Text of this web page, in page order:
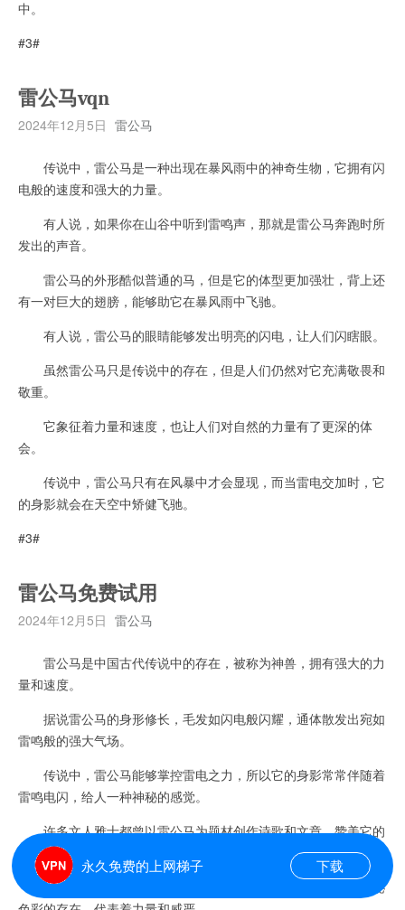
中。
#3#
雷公马vqn
2024年12月5日 雷公马
传说中，雷公马是一种出现在暴风雨中的神奇生物，它拥有闪
电般的速度和强大的力量。
有人说，如果你在山谷中听到雷鸣声，那就是雷公马奔跑时所
发出的声音。
雷公马的外形酷似普通的马，但是它的体型更加强壮，背上还
有一对巨大的翅膀，能够助它在暴风雨中飞驰。
有人说，雷公马的眼睛能够发出明亮的闪电，让人们闪瞎眼。
虽然雷公马只是传说中的存在，但是人们仍然对它充满敬畏和
敬重。
它象征着力量和速度，也让人们对自然的力量有了更深的体
会。
传说中，雷公马只有在风暴中才会显现，而当雷电交加时，它
的身影就会在天空中矫健飞驰。
#3#
雷公马免费试用
2024年12月5日 雷公马
雷公马是中国古代传说中的存在，被称为神兽，拥有强大的力
量和速度。
据说雷公马的身形修长，毛发如闪电般闪耀，通体散发出宛如
雷鸣般的强大气场。
传说中，雷公马能够掌控雷电之力，所以它的身影常常伴随着
雷鸣电闪，给人一种神秘的感觉。
许多文人雅士都曾以雷公马为题材创作诗歌和文章，赞美它的
神奇力量和造型。
虽然雷公马只是一种传说，但在中国人心中却是一个具有神秘
永久免费的上网梯子 下载